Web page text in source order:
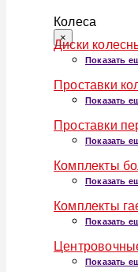
Колеса
×
Диски
Показать
Проставки
Показать
Проставки
Показать
Комплекты
Показать
Комплекты
Показать
Показать